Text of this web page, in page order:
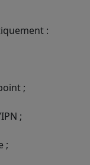
:
;
;
;